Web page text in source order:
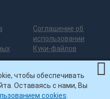
Соглашение об
использовании
Куки-файлов
сайте?
Разработка сайта
чтобы обеспечивать
Оставаясь с нами, Вы
cookies